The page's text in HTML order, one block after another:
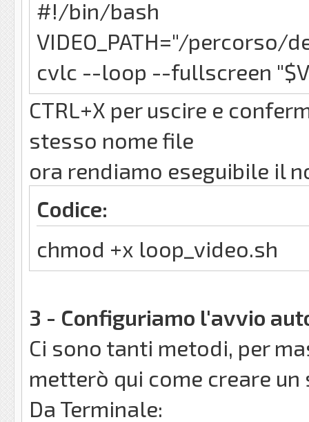
#!/bin/bash
VIDEO_PATH="/
cvlc --loop --fullscreen
CTRL+X per uscire e
stesso nome file
ora rendiamo eseguibile il
Codice:
chmod +x loop_video.sh
3 - Configuriamo l'avvio
Ci sono tanti metodi, per
metterò qui come creare
Da Terminale: